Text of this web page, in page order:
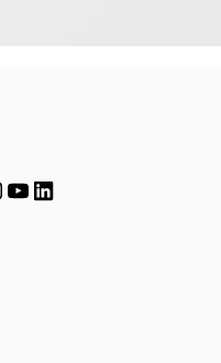
YouTube
LinkedIn